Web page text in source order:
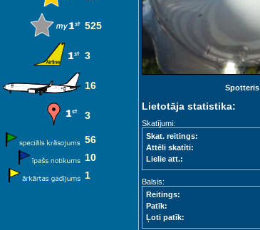
525
3
16
3
56
10
1
Spotteris
Lietotāja statistika:
Skatījumi:
Skat. reitings:
Attēli skatīti:
Lielie att.:
Balsis:
Reitings:
Patīk:
Ļoti patīk: